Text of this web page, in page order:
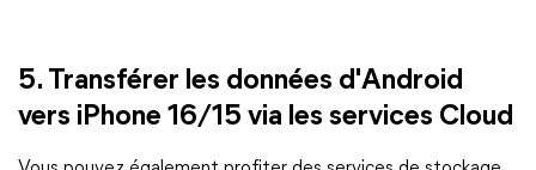
5. Transférer les données d'Android
vers iPhone 16/15 via les services Cloud